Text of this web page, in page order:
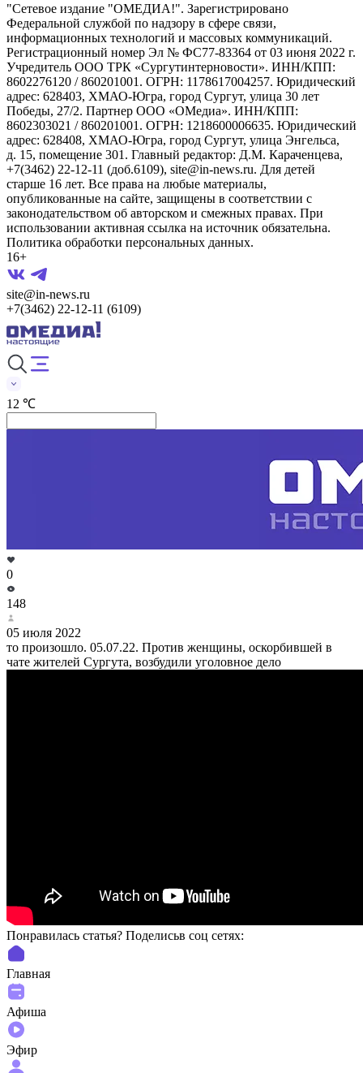
"Сетевое издание "ОМЕДИА!". Зарегистрировано
Федеральной службой по надзору в сфере связи,
информационных технологий и массовых коммуникаций.
Регистрационный номер Эл № ФС77-83364 от 03 июня 2022 г.
Учредитель ООО ТРК «Сургутинтерновости». ИНН/КПП:
8602276120 / 860201001. ОГРН: 1178617004257. Юридический
адрес: 628403, ХМАО-Югра, город Сургут, улица 30 лет
Победы, 27/2. Партнер ООО «ОМедиа». ИНН/КПП:
8602303021 / 860201001. ОГРН: 1218600006635. Юридический
адрес: 628408, ХМАО-Югра, город Сургут, улица Энгельса,
д. 15, помещение 301. Главный редактор: Д.М. Караченцева,
+7(3462) 22-12-11 (доб.6109), site@in-news.ru. Для детей
старше 16 лет. Все права на любые материалы,
опубликованные на сайте, защищены в соответствии с
законодательством об авторском и смежных правах. При
использовании активная ссылка на источник обязательна.
Политика обработки персональных данных.
16+
site@in-news.ru
+7(3462) 22-12-11 (6109)
12 ℃
0
148
05 июля 2022
то произошло. 05.07.22. Против женщины, оскорбившей в
чате жителей Сургута, возбудили уголовное дело
Понравилась статья? Поделиcьв соц сетях:
Главная
Афиша
Эфир